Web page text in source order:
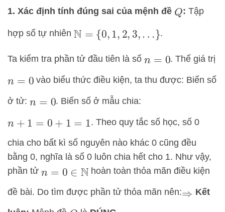
1. Xác định tính đúng sai của mệnh đề Q: Tập
hợp số tự nhiên N ={0,1, 2,3,…} .
Ta kiểm tra phần tử đầu tiên là số n=0 . Thế giá trị
n=0 vào biểu thức điều kiện, ta thu được: Biến số
ở tử: n=0 . Biến số ở mẫu chia:
n+1 = 0+ 1=1 . Theo quy tắc số học, số 0
chia cho bất kì số nguyên nào khác 0 cũng đều
bằng 0, nghĩa là số 0 luôn chia hết cho 1. Như vậy,
phần tử n=0 ∈ N hoàn toàn thỏa mãn điều kiện
đề bài. Do tìm được phần tử thỏa mãn nên:⇒ Kết